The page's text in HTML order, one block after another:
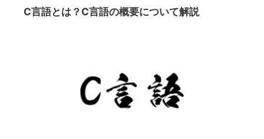
C言語とは？C言語の概要について解説